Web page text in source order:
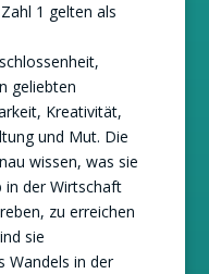
1 gelten als
geliebten
Kreativität,
und Mut. Die
wissen, was sie
in der Wirtschaft
zu erreichen
sie
Wandels in der